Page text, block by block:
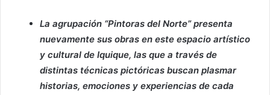
La agrupación “Pintoras del Norte” presenta
nuevamente sus obras en este espacio artístico
y cultural de Iquique, las que a través de
distintas técnicas pictóricas buscan plasmar
historias, emociones y experiencias de cada